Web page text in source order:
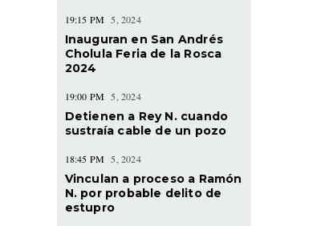
19:15 PM 5, 2024
Inauguran en San Andrés
Cholula Feria de la Rosca
2024
19:00 PM 5, 2024
Detienen a Rey N. cuando
sustraía cable de un pozo
18:45 PM 5, 2024
Vinculan a proceso a Ramón
N. por probable delito de
estupro